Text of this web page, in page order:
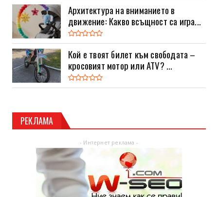
Архитектура на вниманието в
движение: Какво всъщност са игра...
Кой е твоят билет към свободата –
кросовият мотор или ATV? ...
РЕКЛАМА
- Интернет реклама -